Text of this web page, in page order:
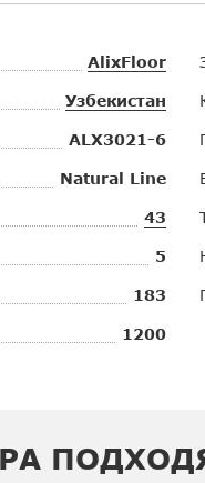
AlixFloor
Узбекистан
ALX3021-6
Natural Line
43
5
183
1200